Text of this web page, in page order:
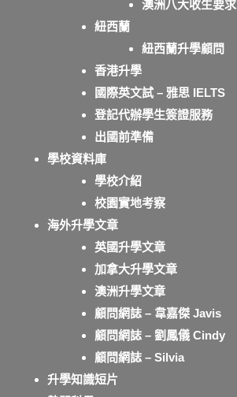
澳洲八大收生要求
紐西蘭
紐西蘭升學顧問
香港升學
國際英文試 – 雅思 IELTS
登記代辦學生簽證服務
出國前準備
學校資料庫
學校介紹
校園實地考察
海外升學文章
英國升學文章
加拿大升學文章
澳洲升學文章
顧問網誌 – 韋嘉傑 Javis
顧問網誌 – 劉鳳儀 Cindy
顧問網誌 – Silvia
升學知識短片